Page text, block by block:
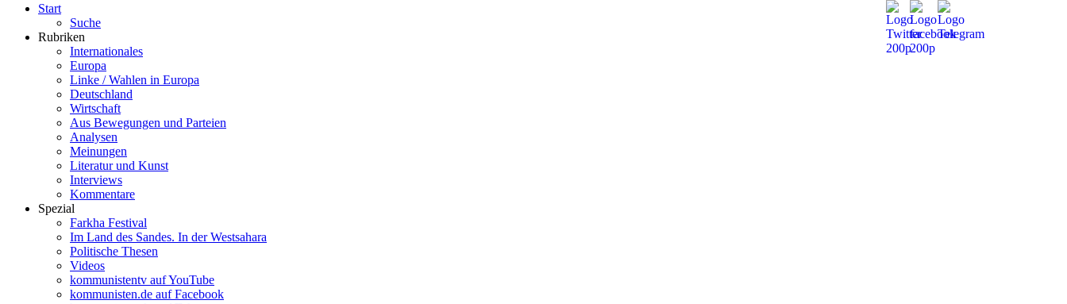
Start
Suche
Rubriken
Internationales
Europa
Linke / Wahlen in Europa
Deutschland
Wirtschaft
Aus Bewegungen und Parteien
Analysen
Meinungen
Literatur und Kunst
Interviews
Kommentare
Spezial
Farkha Festival
Im Land des Sandes. In der Westsahara
Politische Thesen
Videos
kommunistentv auf YouTube
kommunisten.de auf Facebook